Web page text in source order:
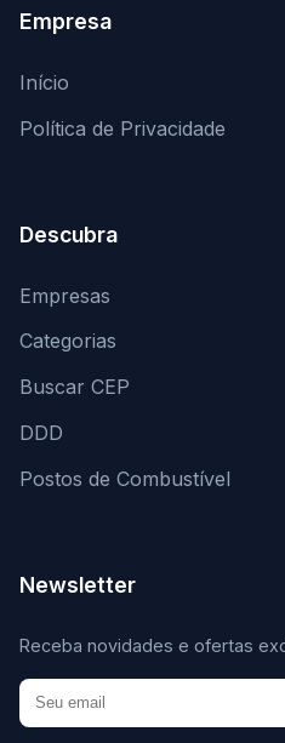
Empresa
Início
Política de Privacidade
Descubra
Empresas
Categorias
Buscar CEP
DDD
Postos de Combustível
Newsletter
Receba novidades e ofertas